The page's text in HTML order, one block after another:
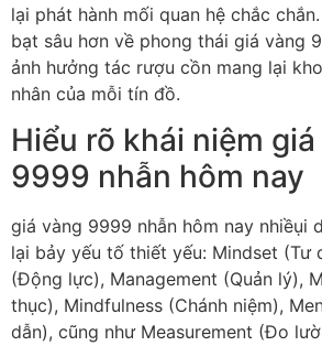
lại phát hành mối quan hệ chắc
bạt sâu hơn về phong thái giá vàng
ảnh hưởng tác rượu cồn mang lại
nhân của mỗi tín đồ.
Hiểu rõ khái niệm
9999 nhẫn hôm nay
giá vàng 9999 nhẫn hôm nay nhiềụi
lại bảy yếu tố thiết yếu: Mindset (Tư
(Động lực), Management (Quản lý),
thục), Mindfulness (Chánh niệm),
dẫn), cũng như Measurement (Đo